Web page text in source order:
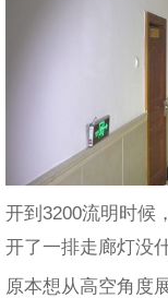
开到3200流明时候
开了一排走廊灯没
原本想从高空角度